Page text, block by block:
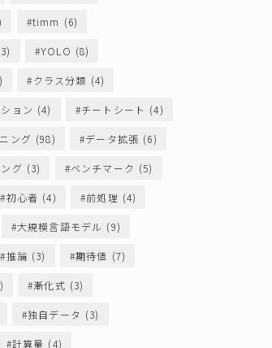
timm (6)
YOLO (8)
クラス分類 (4)
ョン (4) チートシート (4)
ング (98) データ拡張 (6)
グ (3) ベンチマーク (5)
初心者 (4) 前処理 (4)
大規模言語モデル (9)
推論 (3) 期待値 (7)
漸化式 (3)
独自データ (3)
計算量 (4)